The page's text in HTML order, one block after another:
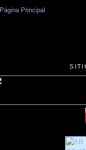
Página Principal